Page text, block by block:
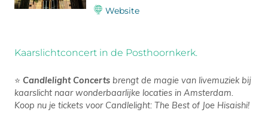
Website
Kaarslichtconcert in de Posthoornkerk.
⭐ Candlelight Concerts brengt de magie van livemuziek bij
kaarslicht naar wonderbaarlijke locaties in Amsterdam.
Koop nu je tickets voor Candlelight: The Best of Joe Hisaishi!